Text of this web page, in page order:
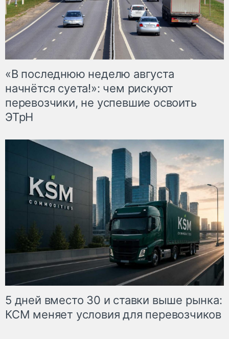
«В последнюю неделю августа
начнётся суета!»: чем рискуют
перевозчики, не успевшие освоить
ЭТрН
5 дней вместо 30 и ставки выше рынка:
КСМ меняет условия для перевозчиков